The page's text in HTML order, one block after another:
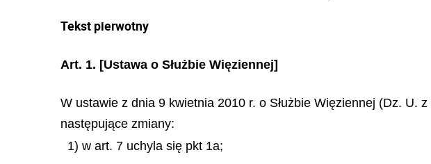
Tekst pierwotny
Art. 1. [Ustawa o Służbie Więziennej]
W ustawie z dnia 9 kwietnia 2010 r. o Służbie Więziennej (Dz. U.
następujące zmiany:
1) w art. 7 uchyla się pkt 1a;